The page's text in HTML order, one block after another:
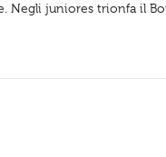
Negli juniores trionfa il